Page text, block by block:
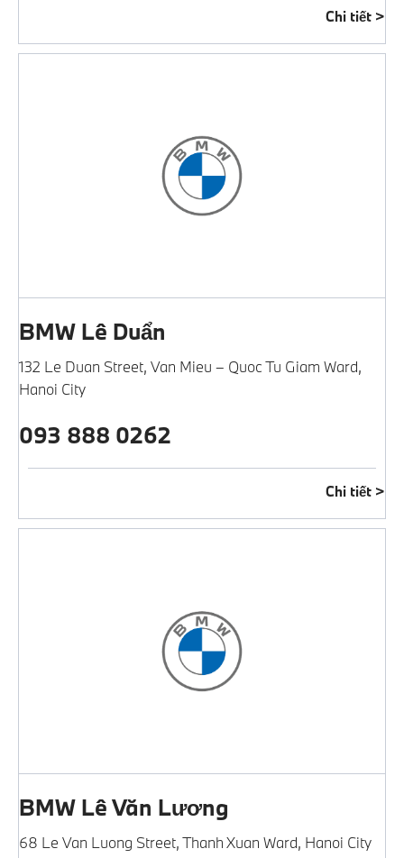
Chi tiết
BMW Lê Duẩn
132 Le Duan Street, Van Mieu – Quoc Tu Giam Ward,
Hanoi City
093 888 0262
Chi tiết
BMW Lê Văn Lương
68 Le Van Luong Street,Thanh Xuan Ward, Hanoi City